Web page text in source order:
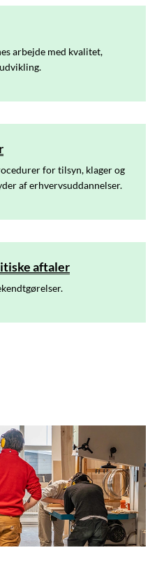
arbejde med kvalitet,
for tilsyn, klager og
af erhvervsuddannelser.
aftaler